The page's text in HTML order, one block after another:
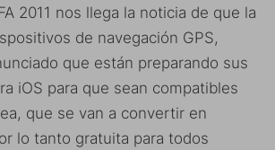
2011 nos llega la noticia de que la
de navegación GPS,
que están preparando sus
iOS para que sean compatibles
que se van a convertir en
lo tanto gratuita para todos